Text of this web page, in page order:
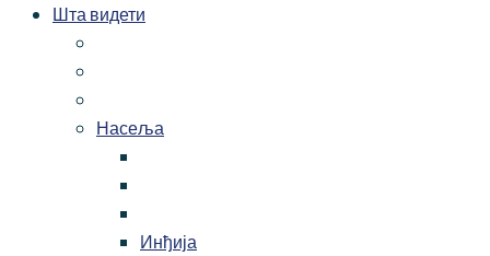
Шта видети
Насеља
Инђија